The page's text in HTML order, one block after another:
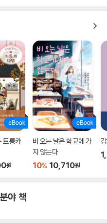
와 지독한 자기혐오를 숨겨둔 다
심한 어휘 감각으로 새로이 번역해
번 쓴 문장 “아름다운 감정으로,
비관적인 감정으로도 사람은 좋
, 무겁게 가라앉는다고 오해하기
한 번역으로 되비추었다. 다자이
지만, 연인과 기모노 허리띠로 몸
쩌면 생에 대한 간절한 희망이자
문에 밤마다 몸을 뒤척이고” “애
에게, 혹은 아직도 다자이를 읽지
출간된 이 책은 가장 뚜렷한 해답
트릉카
원
비 오는 날은 학교에 가
지 않는다
10% 10,710원
야 책